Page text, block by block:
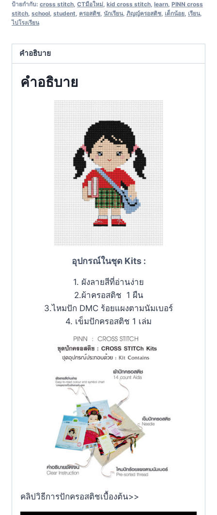
ป้ายกำกับ: cross stitch CTมือใหม่ kid cross stitch learn PINN cross
stitch school student ครอสติช นักเรียน, ภิญญ์ครอสติช เด็กน้อย เรียน,
ไปโรงเรียน
คำอธิบาย
คำอธิบาย
อุปกรณ์ในชุด Kits :
1. ผังลายสีที่อ่านง่าย
2.ผ้าครอสติช 1 ผืน
3.ไหมปัก DMC ร้อยแผงตามนัมเบอร์
4. เข็มปักครอสติช 1 เล่ม
คลิปวิธีการปักครอสติชเบื้องต้น>>